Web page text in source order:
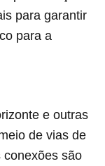
para garantir
para a
e outras
de vias de
conexões são